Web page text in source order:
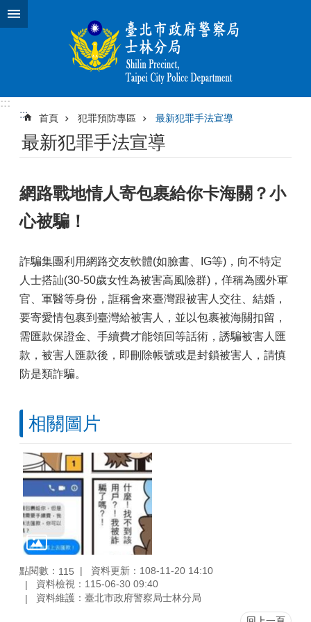
跳到主要內容區塊
:::
:::
首頁 犯罪預防專區 最新犯罪手法宣導
最新犯罪手法宣導
網路戰地情人寄包裹給你卡海關？小
心被騙！
詐騙集團利用網路交友軟體(如臉書、IG等)，向不特定
人士搭訕(30-50歲女性為被害高風險群)，佯稱為國外軍
官、軍醫等身份，誆稱會來臺灣跟被害人交往、結婚，
要寄愛情包裹到臺灣給被害人，並以包裹被海關扣留，
需匯款保證金、手續費才能領回等話術，誘騙被害人匯
款，被害人匯款後，即刪除帳號或是封鎖被害人，請慎
防是類詐騙。
相關圖片
點閱數： 115
資料更新：108-11-20 14:10
資料檢視：115-06-30 09:40
資料維護：臺北市政府警察局士林分局